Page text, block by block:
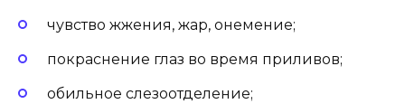
чувство жжения, жар, онемение;
покраснение глаз во время приливов;
обильное слезоотделение;